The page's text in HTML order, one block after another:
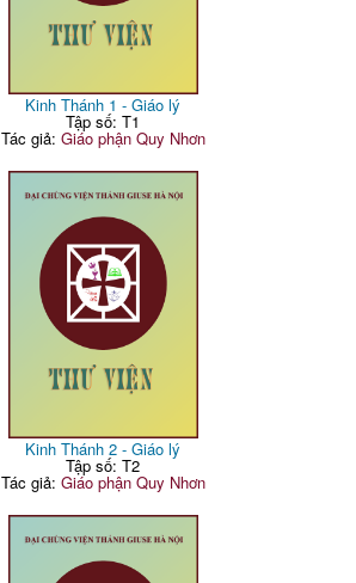
Kinh Thánh 1 - Giáo lý
Tập số: T1
Tác giả: Giáo phận Quy Nhơn
Kinh Thánh 2 - Giáo lý
Tập số: T2
Tác giả: Giáo phận Quy Nhơn